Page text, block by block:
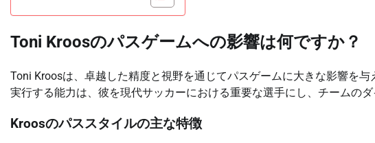
Toni Kroosのパスゲームへの影響は何ですか？
Toni Kroosは、卓越した精度と視野を通じてパスゲームに大きな影響を
実行する能力は、彼を現代サッカーにおける重要な選手にし、チームの
Kroosのパススタイルの主な特徴